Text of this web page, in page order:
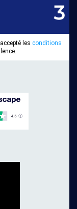
les conditions